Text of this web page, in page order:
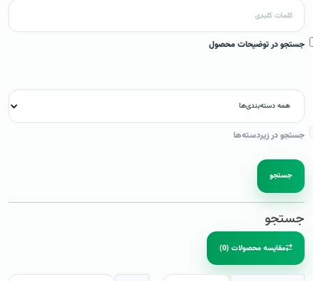
جستجو در توضیحات محصول
جستجو در زیردسته‌ها
جستجو
جستجو
مقایسه محصولات (0)